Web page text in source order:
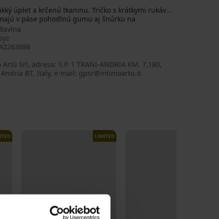
úplet a krčenú tkaninu. Tričko s krátkymi rukávmi
v páse pohodlnú gumu aj šnúrku na
Srl, adresa: S.P. 1 TRANI-ANDRIA KM. 7,180,
Andria BT, Italy, e-mail: gpsr@intimoartu.it
LIMITED